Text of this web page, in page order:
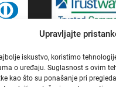
Upravljajte
iskustvo, koristimo
o uređaju. Suglasnost s ovim
kao što su ponašanje pri